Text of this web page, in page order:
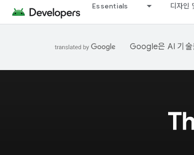
Essentials 디자인
Google은 AI 기술